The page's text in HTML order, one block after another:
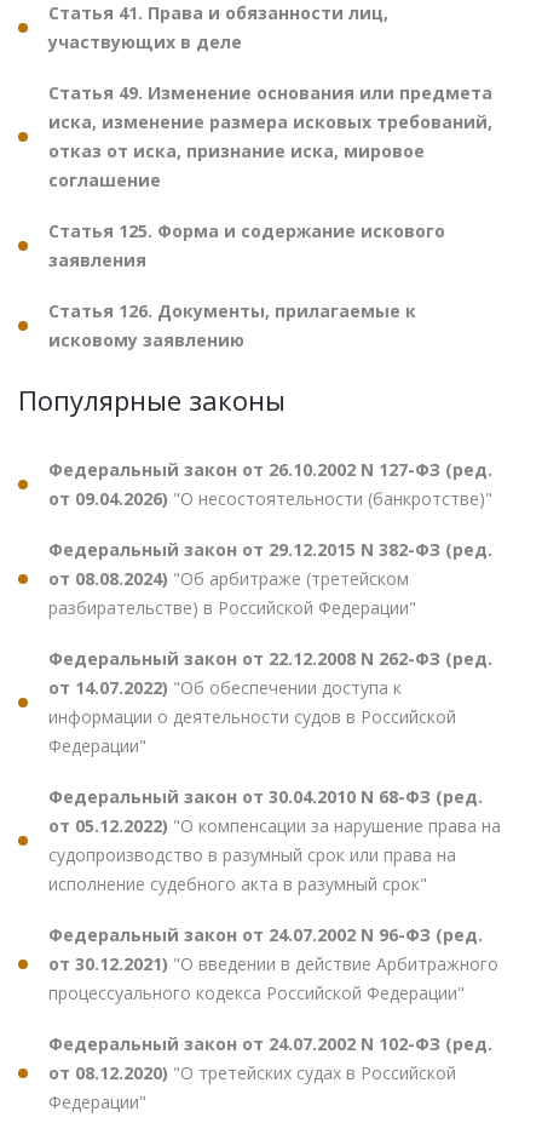
Статья 41. Права и обязанности лиц,
участвующих в деле
Статья 49. Изменение основания или предмета
иска, изменение размера исковых требований,
отказ от иска, признание иска, мировое
соглашение
Статья 125. Форма и содержание искового
заявления
Статья 126. Документы, прилагаемые к
исковому заявлению
Популярные законы
Федеральный закон от 26.10.2002 N 127-ФЗ (ред.
от 09.04.2026) "О несостоятельности (банкротстве)"
Федеральный закон от 29.12.2015 N 382-ФЗ (ред.
от 08.08.2024) "Об арбитраже (третейском
разбирательстве) в Российской Федерации"
Федеральный закон от 22.12.2008 N 262-ФЗ (ред.
от 14.07.2022) "Об обеспечении доступа к
информации о деятельности судов в Российской
Федерации"
Федеральный закон от 30.04.2010 N 68-ФЗ (ред.
от 05.12.2022) "О компенсации за нарушение права на
судопроизводство в разумный срок или права на
исполнение судебного акта в разумный срок"
Федеральный закон от 24.07.2002 N 96-ФЗ (ред.
от 30.12.2021) "О введении в действие Арбитражного
процессуального кодекса Российской Федерации"
Федеральный закон от 24.07.2002 N 102-ФЗ (ред.
от 08.12.2020) "О третейских судах в Российской
Федерации"